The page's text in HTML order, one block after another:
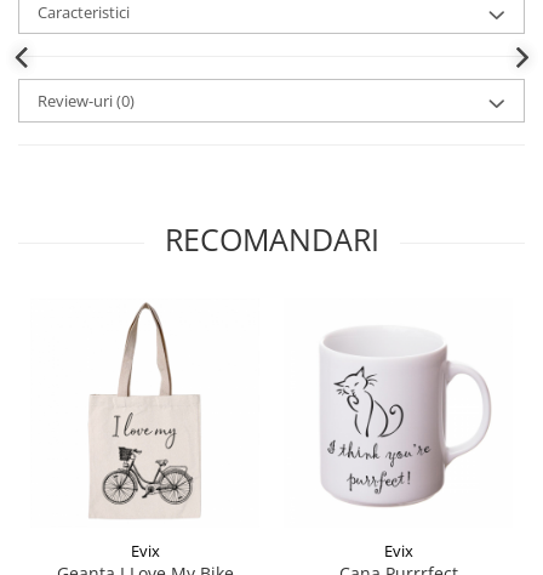
Caracteristici
Review-uri(0)
RECOMANDARI
Evix Evix